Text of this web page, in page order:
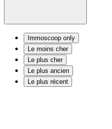
Immoscoop only
Le moins cher
Le plus cher
Le plus ancien
Le plus récent